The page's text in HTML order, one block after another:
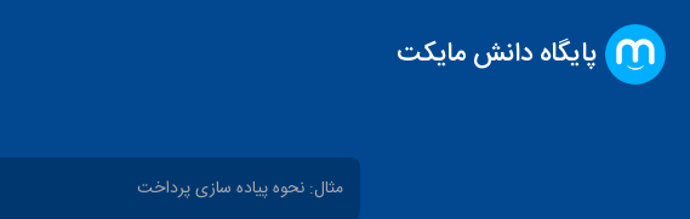
پایگاه دانش مایکت
جستجو
برای: